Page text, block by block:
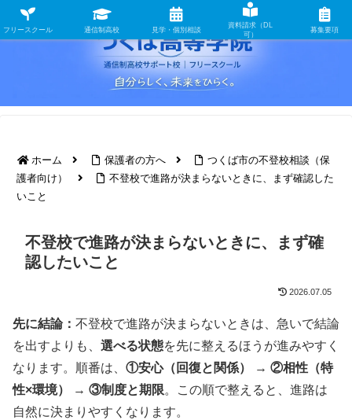
ホーム 保護者の方へ
つくば市の不登校相談（保
護者向け）
不登校で進路が決まらないときに、まず確認した
いこと
不登校で進路が決まらないときに、まず確
認したいこと
2026.07.05
先に結論： 不登校で進路が決まらないときは、急いで結論
を出すよりも、 選べる状態を先に整えるほうが進みやすく
なります。順番は、 ①安心（回復と関係） → ②相性（特
性×環境）
→ ③制度と期限。この順で整えると、進路は
自然に決まりやすくなります。
フリースクール 通信制高校 見学・個別相談
資料請求（DL
可）
募集要項